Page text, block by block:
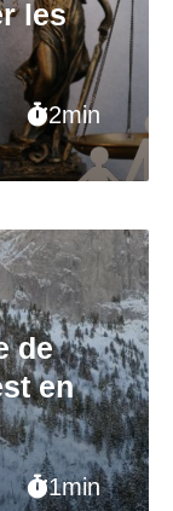
2min
les
1min
de
en